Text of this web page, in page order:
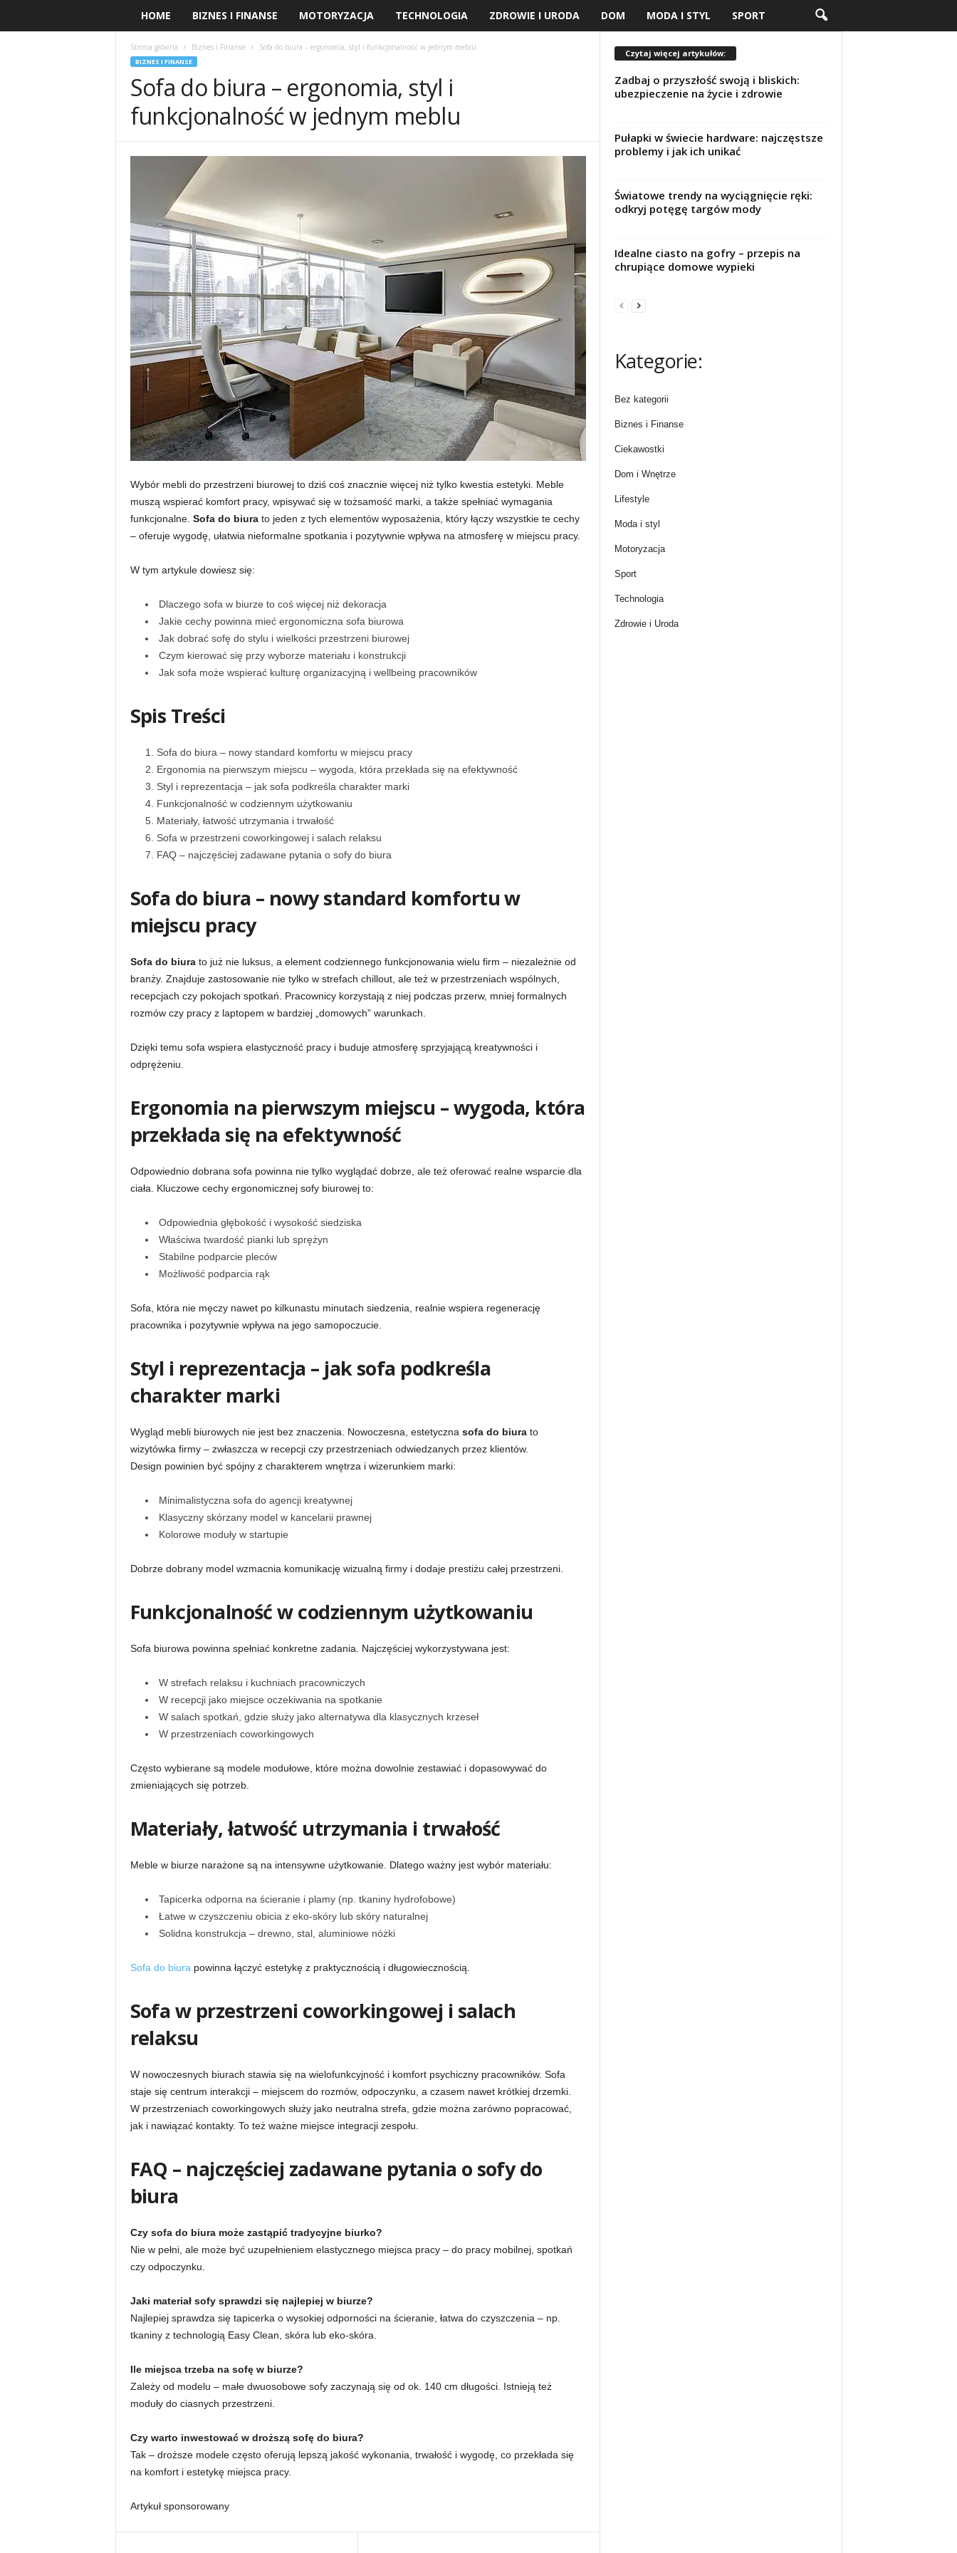
HOME BIZNES I FINANSE MOTORYZACJA TECHNOLOGIA ZDROWIE I URODA DOM MODA I STYL SPORT
Strona główna Biznes i Finanse Sofa do biura – ergonomia, styl i funkcjonalność w jednym meblu
BIZNES I FINANSE
Sofa do biura – ergonomia, styl i
funkcjonalność w jednym meblu
Wybór mebli do przestrzeni biurowej to dziś coś znacznie więcej niż tylko kwestia estetyki. Meble
muszą wspierać komfort pracy, wpisywać się w tożsamość marki, a także spełniać wymagania
funkcjonalne. Sofa do biurato jeden z tych elementów wyposażenia, który łączy wszystkie te cechy
– oferuje wygodę, ułatwia nieformalne spotkania i pozytywnie wpływa na atmosferę w miejscu pracy.
W tym artykule dowiesz się:
Dlaczego sofa w biurze to coś więcej niż dekoracja
Jakie cechy powinna mieć ergonomiczna sofa biurowa
Jak dobrać sofę do stylu i wielkości przestrzeni biurowej
Czym kierować się przy wyborze materiału i konstrukcji
Jak sofa może wspierać kulturę organizacyjną i wellbeing pracowników
Spis Treści
Sofa do biura – nowy standard komfortu w miejscu pracy
Ergonomia na pierwszym miejscu – wygoda, która przekłada się na efektywność
Styl i reprezentacja – jak sofa podkreśla charakter marki
Funkcjonalność w codziennym użytkowaniu
Materiały, łatwość utrzymania i trwałość
Sofa w przestrzeni coworkingowej i salach relaksu
FAQ – najczęściej zadawane pytania o sofy do biura
Sofa do biura – nowy standard komfortu w
miejscu pracy
Sofa do biurato już nie luksus, a element codziennego funkcjonowania wielu firm – niezależnie od
branży. Znajduje zastosowanie nie tylko w strefach chillout, ale też w przestrzeniach wspólnych,
recepcjach czy pokojach spotkań. Pracownicy korzystają z niej podczas przerw, mniej formalnych
rozmów czy pracy z laptopem w bardziej „domowych” warunkach.
Dzięki temu sofa wspiera elastyczność pracy i buduje atmosferę sprzyjającą kreatywności i
odprężeniu.
Ergonomia na pierwszym miejscu – wygoda, która
przekłada się na efektywność
Odpowiednio dobrana sofa powinna nie tylko wyglądać dobrze, ale też oferować realne wsparcie dla
ciała. Kluczowe cechy ergonomicznej sofy biurowej to:
Odpowiednia głębokość i wysokość siedziska
Właściwa twardość pianki lub sprężyn
Stabilne podparcie pleców
Możliwość podparcia rąk
Sofa, która nie męczy nawet po kilkunastu minutach siedzenia, realnie wspiera regenerację
pracownika i pozytywnie wpływa na jego samopoczucie.
Styl i reprezentacja – jak sofa podkreśla
charakter marki
Wygląd mebli biurowych nie jest bez znaczenia. Nowoczesna, estetyczna sofa do biurato
wizytówka firmy – zwłaszcza w recepcji czy przestrzeniach odwiedzanych przez klientów.
Design powinien być spójny z charakterem wnętrza i wizerunkiem marki:
Minimalistyczna sofa do agencji kreatywnej
Klasyczny skórzany model w kancelarii prawnej
Kolorowe moduły w startupie
Dobrze dobrany model wzmacnia komunikację wizualną firmy i dodaje prestiżu całej przestrzeni.
Funkcjonalność w codziennym użytkowaniu
Sofa biurowa powinna spełniać konkretne zadania. Najczęściej wykorzystywana jest:
W strefach relaksu i kuchniach pracowniczych
W recepcji jako miejsce oczekiwania na spotkanie
W salach spotkań, gdzie służy jako alternatywa dla klasycznych krzeseł
W przestrzeniach coworkingowych
Często wybierane są modele modułowe, które można dowolnie zestawiać i dopasowywać do
zmieniających się potrzeb.
Materiały, łatwość utrzymania i trwałość
Meble w biurze narażone są na intensywne użytkowanie. Dlatego ważny jest wybór materiału:
Tapicerka odporna na ścieranie i plamy (np. tkaniny hydrofobowe)
Łatwe w czyszczeniu obicia z eko-skóry lub skóry naturalnej
Solidna konstrukcja – drewno, stal, aluminiowe nóżki
Sofa do biura powinna łączyć estetykę z praktycznością i długowiecznością.
Sofa w przestrzeni coworkingowej i salach
relaksu
W nowoczesnych biurach stawia się na wielofunkcyjność i komfort psychiczny pracowników. Sofa
staje się centrum interakcji – miejscem do rozmów, odpoczynku, a czasem nawet krótkiej drzemki.
W przestrzeniach coworkingowych służy jako neutralna strefa, gdzie można zarówno popracować,
jak i nawiązać kontakty. To też ważne miejsce integracji zespołu.
FAQ – najczęściej zadawane pytania o sofy do
biura
Czy sofa do biura może zastąpić tradycyjne biurko?
Nie w pełni, ale może być uzupełnieniem elastycznego miejsca pracy – do pracy mobilnej, spotkań
czy odpoczynku.
Jaki materiał sofy sprawdzi się najlepiej w biurze?
Najlepiej sprawdza się tapicerka o wysokiej odporności na ścieranie, łatwa do czyszczenia – np.
tkaniny z technologią Easy Clean, skóra lub eko-skóra.
Ile miejsca trzeba na sofę w biurze?
Zależy od modelu – małe dwuosobowe sofy zaczynają się od ok. 140 cm długości. Istnieją też
moduły do ciasnych przestrzeni.
Czy warto inwestować w droższą sofę do biura?
Tak – droższe modele często oferują lepszą jakość wykonania, trwałość i wygodę, co przekłada się
na komfort i estetykę miejsca pracy.
Artykuł sponsorowany
Czytaj więcej artykułów:
Zadbaj o przyszłość swoją i bliskich:
ubezpieczenie na życie i zdrowie
Pułapki w świecie hardware: najczęstsze
problemy i jak ich unikać
Światowe trendy na wyciągnięcie ręki:
odkryj potęgę targów mody
Idealne ciasto na gofry – przepis na
chrupiące domowe wypieki
Kategorie:
Bez kategorii
Biznes i Finanse
Ciekawostki
Dom i Wnętrze
Lifestyle
Moda i styl
Motoryzacja
Sport
Technologia
Zdrowie i Uroda